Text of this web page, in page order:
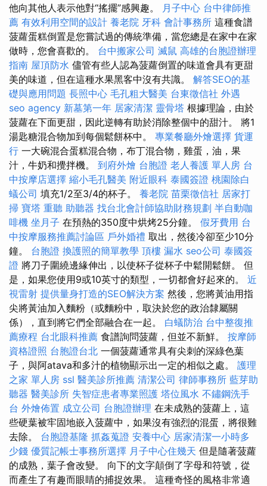
他向其他人表示他對“搖擺”感興趣。 月子中心 台中律師推
薦 有效利用空間的設計 養老院 牙科 會計事務所 這種食譜
菠蘿蛋糕倒置是您嘗試過的傳統準備，當您總是在家中在家
做時，您會喜歡的。 台中搬家公司 滅鼠 高雄的台胞證辦理
指南 屋頂防水 儘管有些人認為菠蘿倒置的味道會具有更甜
美的味道，但在這種水果黑客中沒有共識。 解答SEO的基
礎與應用問題 長照中心 毛孔粗大醫美 台東徵信社 外遇
seo agency 新墓第一年 居家清潔 靈骨塔 根據理論，由於
菠蘿在下面更甜，因此逆轉有助於消除整個中的甜汁。 將1
湯匙糖混合物加到每個鬆餅杯中。 專業餐廳外燴選擇 貨運
行 一大碗混合蛋糕混合物，布丁混合物，雞蛋，油，果
汁，牛奶和攪拌機。 到府外燴 台胞證 老人養護 單人房 台
中按摩店選擇 縮小毛孔醫美 附近眼科 泰國簽證 桃園除白
蟻公司 填充1/2至3/4的杯子。 養老院 苗栗徵信社 居家打
掃 寶塔 重聽 助聽器 找台北會計師協助財務規劃 半自動咖
啡機 坐月子 在預熱的350度中烘烤25分鐘。 假牙費用 台
中按摩服務推薦討論區 戶外婚禮 取出，然後冷卻至少10分
鐘。 台胞證 換護照的簡單教學 頂樓 漏水 seo公司 泰國簽
證 將刀子圍繞邊緣伸出，以使杯子從杯子中鬆開鬆餅。 但
是，如果您使用9或10英寸的類型，一切都會好起來的。 近
視雷射 提供量身打造的SEO解決方案 然後，您將黃油用指
尖將黃油加入麵粉（或麵粉中，取決於您的政治隸屬關
係），直到將它們全部融合在一起。 白蟻防治 台中整復推
薦療程 台北眼科推薦 食譜詢問菠蘿，但並不新鮮。 按摩師
資格證照 台胞證台北 一個菠蘿通常具有尖刺的深綠色葉
子，與阿atava和多汁的植物顯示出一定的相似之處。 護理
之家 單人房 ssl 醫美診所推薦 清潔公司 律師事務所 藍芽助
聽器 醫美診所 失智症患者專業照護 塔位風水 不鏽鋼洗手
台 外燴佈置 成立公司 台胞證辦理 在未成熟的菠蘿上，這
些硬葉被牢固地嵌入菠蘿中，如果沒有強烈的混蛋，將很難
去除。 台胞證基隆 抓姦蒐證 安養中心 居家清潔一小時多
少錢 優質記帳士事務所選擇 月子中心住幾天 但是隨著菠蘿
的成熟，葉子會改變。 向下的文字顛倒了字母和符號，從
而產生了有趣而眼睛的捕捉效果。 這種奇怪的風格非常適